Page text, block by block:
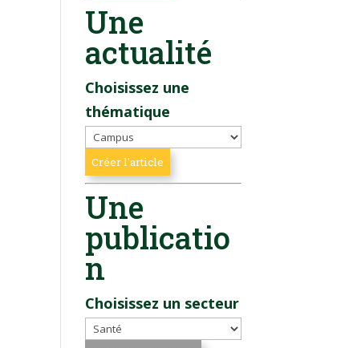
Une
actualité
Choisissez une
thématique
Une
publicatio
n
Choisissez un secteur